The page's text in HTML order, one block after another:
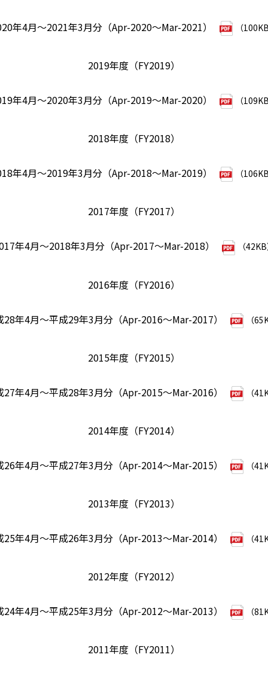
年4月～2021年3月分（Apr-2020～Mar-2021） （
2019年度（FY2019）
年4月～2020年3月分（Apr-2019～Mar-2020） （
2018年度（FY2018）
年4月～2019年3月分（Apr-2018～Mar-2019） （
2017年度（FY2017）
年4月～2018年3月分（Apr-2017～Mar-2018） （
2016年度（FY2016）
28年4月～平成29年3月分（Apr-2016～Mar-2017） （
2015年度（FY2015）
27年4月～平成28年3月分（Apr-2015～Mar-2016） （
2014年度（FY2014）
26年4月～平成27年3月分（Apr-2014～Mar-2015） （
2013年度（FY2013）
25年4月～平成26年3月分（Apr-2013～Mar-2014） （
2012年度（FY2012）
24年4月～平成25年3月分（Apr-2012～Mar-2013） （
2011年度（FY2011）